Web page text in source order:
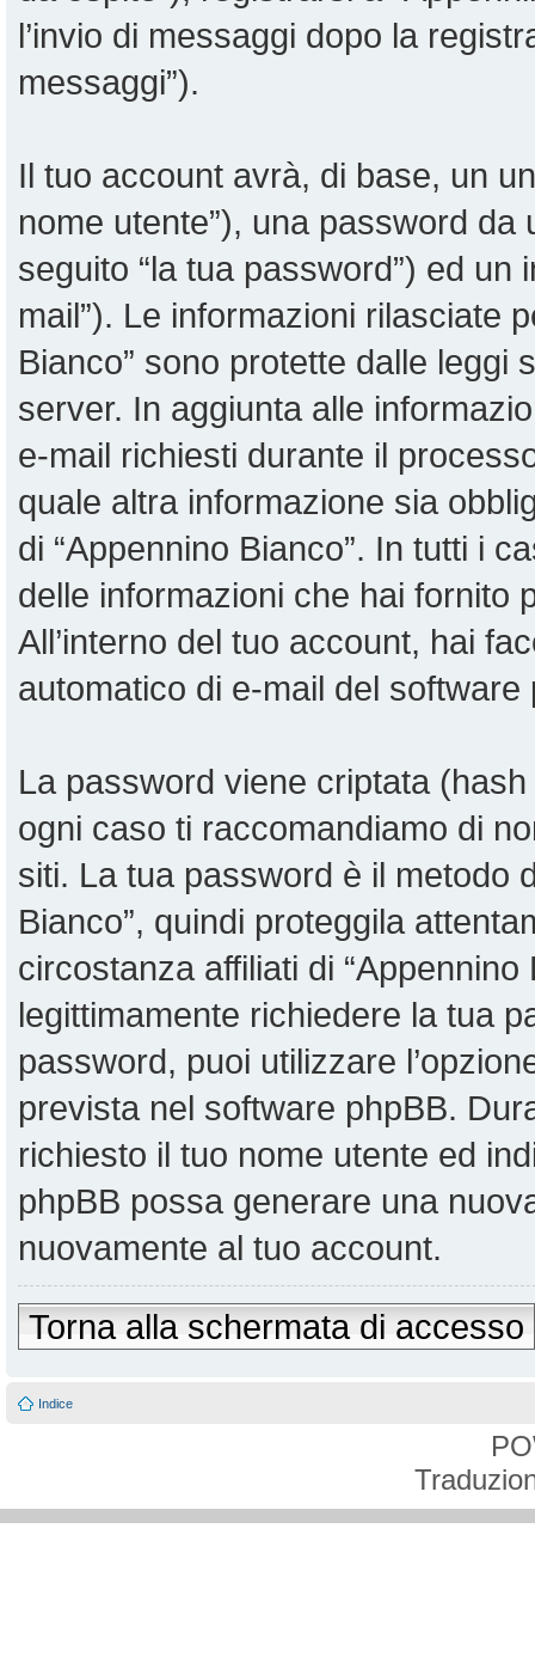
l’invio di messaggi dopo la
messaggi”).
Il tuo account avrà, di base, un
nome utente”), una password
seguito “la tua password”) ed
mail”). Le informazioni rilasciate
Bianco” sono protette dalle leggi
server. In aggiunta alle
e-mail richiesti durante il
quale altra informazione sia
di “Appennino Bianco”. In tutti i
delle informazioni che hai fornito
All’interno del tuo account, hai
automatico di e-mail del software
La password viene criptata
ogni caso ti raccomandiamo di
siti. La tua password è il metodo
Bianco”, quindi proteggila
circostanza affiliati di
legittimamente richiedere la tua
password, puoi utilizzare
prevista nel software phpBB.
richiesto il tuo nome utente ed
phpBB possa generare una
nuovamente al tuo account.
Torna alla schermata di accesso
Indice